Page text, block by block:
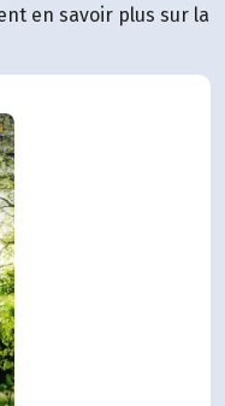
en savoir plus sur la